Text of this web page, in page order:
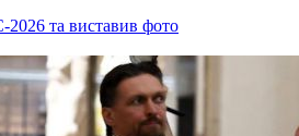
2026 та виставив фото